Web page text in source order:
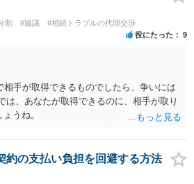
割 #協議 #相続トラブルの代理交渉
役にたった 9
相手が取得できるものでしたら、争いには
は、あなたが取得できるのに、相手が取り
うね。
約の支払い負担を回避する方法